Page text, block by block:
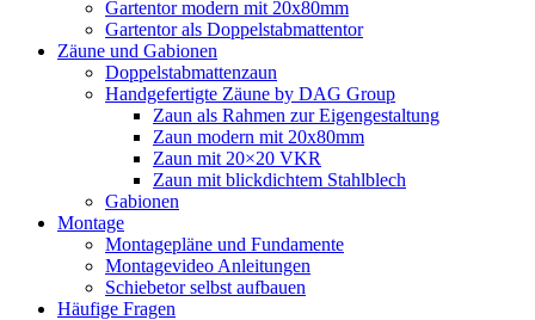
Gartentor modern mit 20x80mm
Gartentor als Doppelstabmattentor
Zäune und Gabionen
Doppelstabmattenzaun
Handgefertigte Zäune by DAG Group
Zaun als Rahmen zur Eigengestaltung
Zaun modern mit 20x80mm
Zaun mit 20×20 VKR
Zaun mit blickdichtem Stahlblech
Gabionen
Montage
Montagepläne und Fundamente
Montagevideo Anleitungen
Schiebetor selbst aufbauen
Häufige Fragen